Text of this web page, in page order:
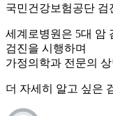
국민건강보험공단 검
세계로병원은 5대 암
검진을 시행하며
가정의학과 전문의
더 자세히 알고 싶은